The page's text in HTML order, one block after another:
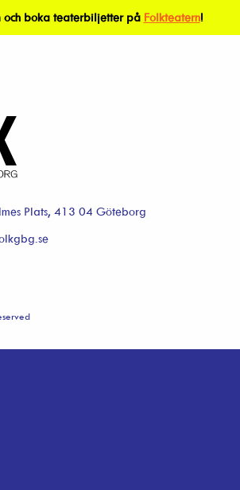
och boka teaterbiljetter på Folkteatern!
Plats, 413 04 Göteborg